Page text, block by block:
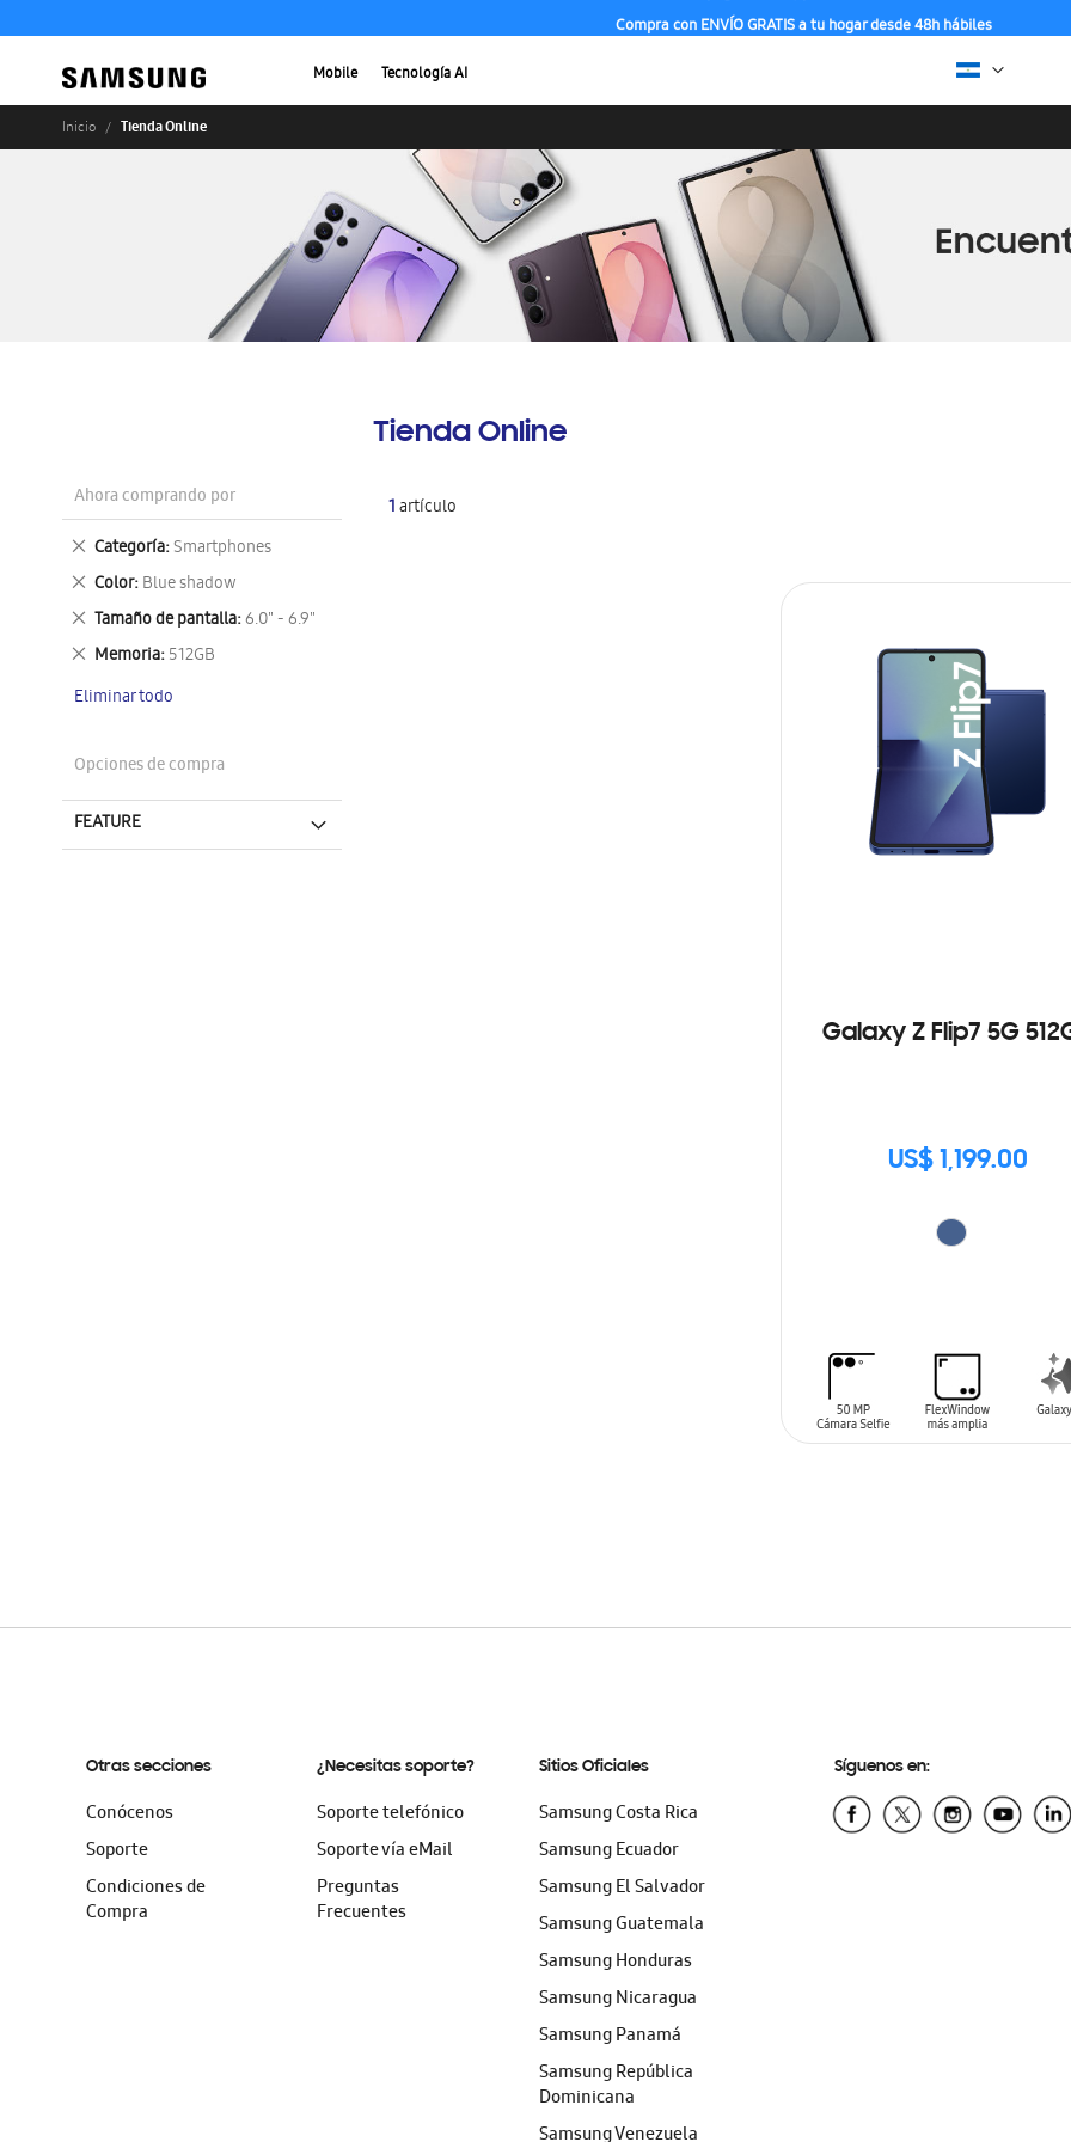
Compra con ENVÍO GRATIS a tu hogar desde 48h hábiles
Mobile Tecnología AI
Inicio Tienda Online
Tienda Online
1artículo
Galaxy Z Flip7 5G
US$ 1,199.00
Ahora comprando por
Categoría Smartphones
Eliminar
este
artículo
Color Blue shadow
Eliminar
este
artículo
Tamaño de pantalla 6.0" - 6.9"
Eliminar
este
artículo
Memoria 512GB
Eliminar
artículo
Eliminar todo
Opciones de compra
FEATURE
Otras secciones
Conócenos
Soporte
Condiciones de
Compra
¿Necesitas soporte?
Soporte telefónico
Soporte vía eMail
Preguntas
Frecuentes
Sitios Oficiales
Samsung Costa Rica
Samsung Ecuador
Samsung El Salvador
Samsung Guatemala
Samsung Honduras
Samsung Nicaragua
Samsung Panamá
Samsung República
Dominicana
Samsung Venezuela
Síguenos en: